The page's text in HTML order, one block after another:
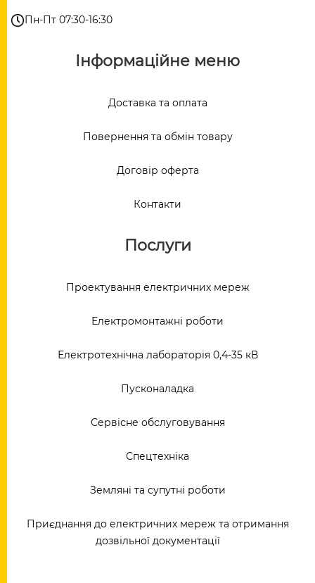
Пн-Пт 07:30-16:30
Інформаційне меню
Доставка та оплата
Повернення та обмін товару
Договір оферта
Контакти
Послуги
Проектування електричних мереж
Електромонтажні роботи
Електротехнічна лабораторія 0,4-35 кВ
Пусконаладка
Сервісне обслуговування
Спецтехніка
Земляні та супутні роботи
Приєднання до електричних мереж та отримання
дозвільної документації